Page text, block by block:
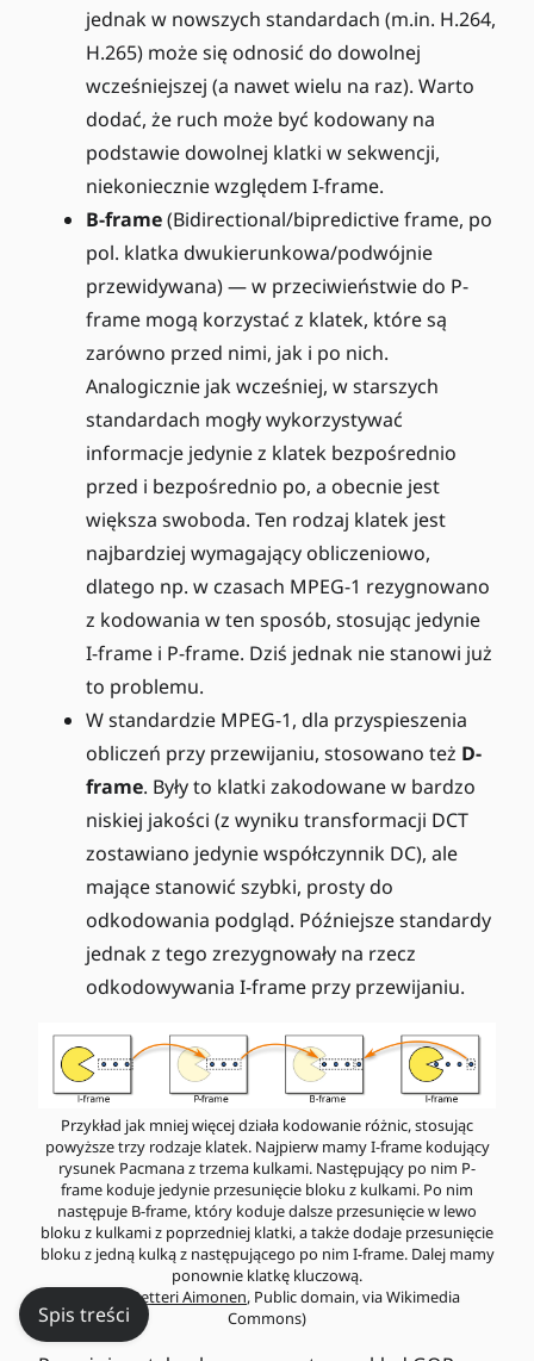
Spis treści
jednak w nowszych standardach (m.in. H.264,
H.265) może się odnosić do dowolnej
wcześniejszej (a nawet wielu na raz). Warto
dodać, że ruch może być kodowany na
podstawie dowolnej klatki w sekwencji,
niekoniecznie względem I-frame.
B-frame(Bidirectional/bipredictive frame, po
pol. klatka dwukierunkowa/podwójnie
przewidywana) — w przeciwieństwie do P-
frame mogą korzystać z klatek, które są
zarówno przed nimi, jak i po nich.
Analogicznie jak wcześniej, w starszych
standardach mogły wykorzystywać
informacje jedynie z klatek bezpośrednio
przed i bezpośrednio po, a obecnie jest
większa swoboda. Ten rodzaj klatek jest
najbardziej wymagający obliczeniowo,
dlatego np. w czasach MPEG-1 rezygnowano
z kodowania w ten sposób, stosując jedynie
I-frame i P-frame. Dziś jednak nie stanowi już
to problemu.
W standardzie MPEG-1, dla przyspieszenia
obliczeń przy przewijaniu, stosowano też D-
frame. Były to klatki zakodowane w bardzo
niskiej jakości (z wyniku transformacji DCT
zostawiano jedynie współczynnik DC), ale
mające stanowić szybki, prosty do
odkodowania podgląd. Późniejsze standardy
jednak z tego zrezygnowały na rzecz
odkodowywania I-frame przy przewijaniu.
Przykład jak mniej więcej działa kodowanie różnic, stosując
powyższe trzy rodzaje klatek. Najpierw mamy I-frame kodujący
rysunek Pacmana z trzema kulkami. Następujący po nim P-
frame koduje jedynie przesunięcie bloku z kulkami. Po nim
następuje B-frame, który koduje dalsze przesunięcie w lewo
bloku z kulkami z poprzedniej klatki, a także dodaje przesunięcie
bloku z jedną kulką z następującego po nim I-frame. Dalej mamy
ponownie klatkę kluczową.
(źródło:Petteri Aimonen, Public domain, via Wikimedia
Commons)